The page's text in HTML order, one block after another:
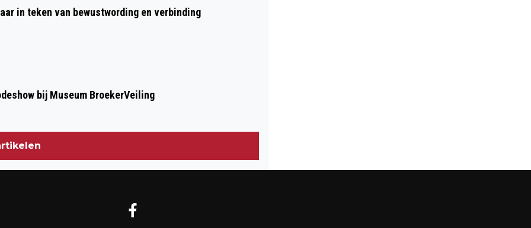
in teken van bewustwording en verbinding
bij Museum BroekerVeiling